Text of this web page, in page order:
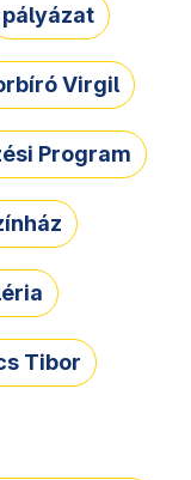
pályázat
Virgil
Program
Tibor